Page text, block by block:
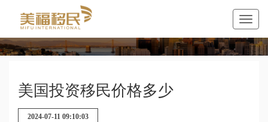
美国投资移民价格多少
2024-07-11 09:10:03